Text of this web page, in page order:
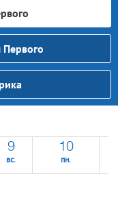
9
вс.
10
пн.